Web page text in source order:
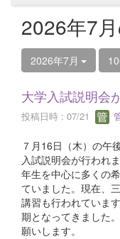
2026年7
2026年7月
大学入試説明会
投稿日時 : 07/21
７月16日（木）の午
入試説明会が行われ
年生を中心に多くの
ていました。現在、
講習も行われていま
期となってきました
願いします。